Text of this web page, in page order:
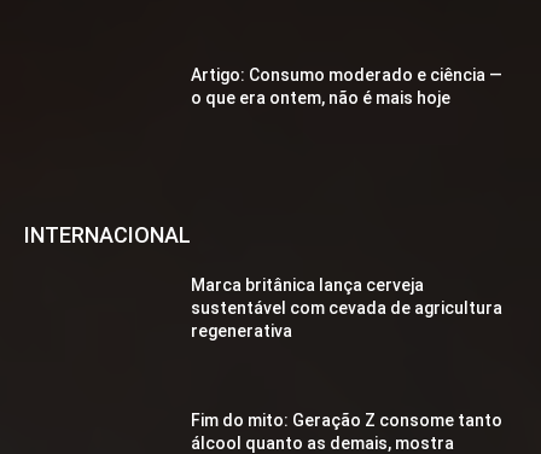
Artigo: Consumo moderado e ciência —
o que era ontem, não é mais hoje
INTERNACIONAL
Marca britânica lança cerveja
sustentável com cevada de agricultura
regenerativa
Fim do mito: Geração Z consome tanto
álcool quanto as demais, mostra